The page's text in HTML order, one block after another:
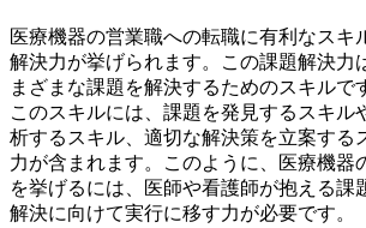
医療機器の営業職への転職に有利なスキ
解決力が挙げられます。この課題解決力
まざまな課題を解決するためのスキルで
このスキルには、課題を発見するスキル
析するスキル、適切な解決策を立案する
力が含まれます。このように、医療機器
を挙げるには、医師や看護師が抱える課
解決に向けて実行に移す力が必要です。